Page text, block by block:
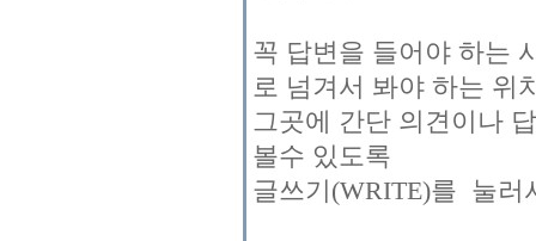
꼭 답변을 들어야 하는
로 넘겨서 봐야 하는 위
그곳에 간단 의견이나
볼수 있도록
글쓰기(WRITE)를 눌러